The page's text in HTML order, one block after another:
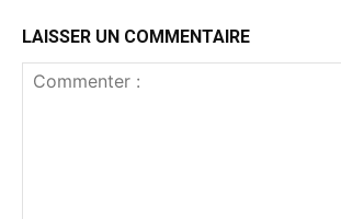
LAISSER UN COMMENTAIRE